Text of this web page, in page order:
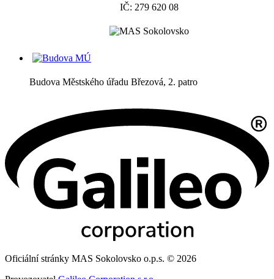
IČ: 279 620 08
Budova Městského úřadu Březová, 2. patro
Oficiální stránky MAS Sokolovsko o.p.s. © 2026